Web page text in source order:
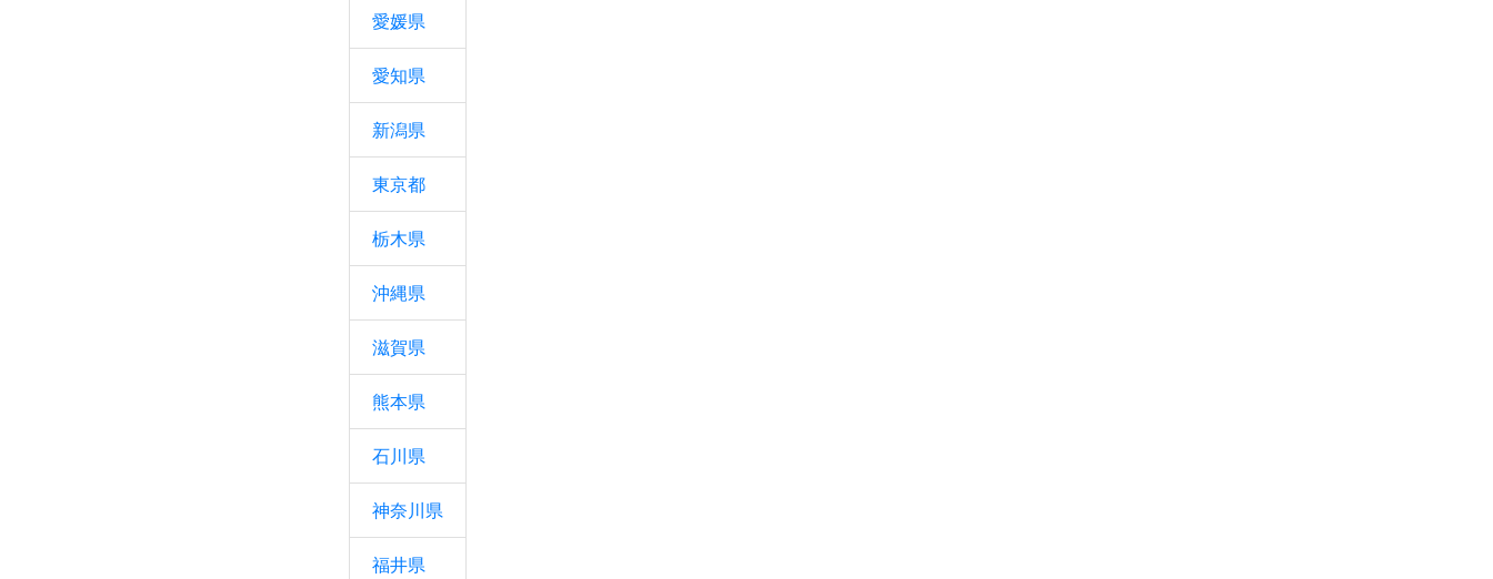
愛媛県
愛知県
新潟県
東京都
栃木県
沖縄県
滋賀県
熊本県
石川県
神奈川県
福井県